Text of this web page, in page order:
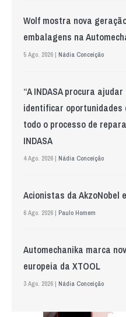
Wolf mostra nova
embalagens na
5 Ago. 2026 | Nádia Conceição
“A INDASA procura
identificar oportunidades
todo o processo de
INDASA
4 Ago. 2026 | Nádia Conceição
Acionistas da AkzoNobel
6 Ago. 2026 | Paulo Homem
Automechanika marca
europeia da XTOOL
3 Ago. 2026 | Nádia Conceição